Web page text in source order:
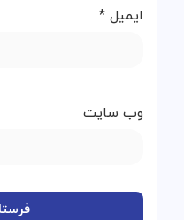
ایمیل *
وب‌ سایت